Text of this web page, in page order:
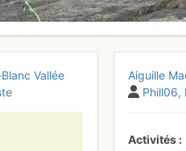
Vallée
Aiguille
Phill06
Activités